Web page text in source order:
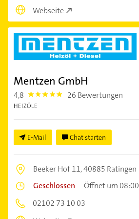
Webseite
Mentzen GmbH
4,8 4.8 26 Bewertungen
HEIZÖLE
E-Mail Chat starten
Beeker Hof 11,40885 Ratingen
Geschlossen –Öffnet um 08:00
02102 73 10 03